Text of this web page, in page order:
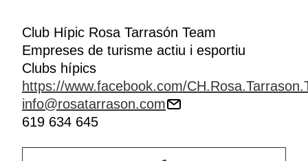
Club Hípic Rosa Tarrasón Team
Empreses de turisme actiu i esportiu
Clubs hípics
https://www.facebook.com/
info@rosatarrason.com
619 634 645